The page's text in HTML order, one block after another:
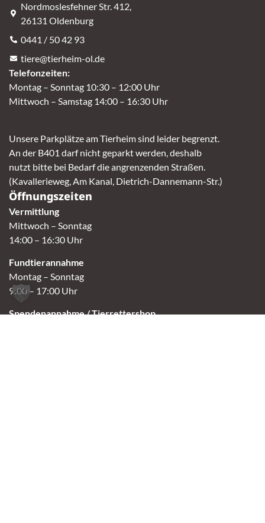
Nordmoslesfehner Str. 412,
26131 Oldenburg
0441 / 50 42 93
tiere@tierheim-ol.de
Telefonzeiten:
Montag – Sonntag 10:30 – 12:00 Uhr
Mittwoch – Samstag 14:00 – 16:30 Uhr
Unsere Parkplätze am Tierheim sind leider begrenzt.
An der B401 darf nicht geparkt werden, deshalb
nutzt bitte bei Bedarf die angrenzenden Straßen.
(Kavallerieweg, Am Kanal, Dietrich-Dannemann-Str.)
Öffnungszeiten
Vermittlung
Mittwoch – Sonntag
14:00 – 16:30 Uhr
Fundtierannahme
Montag – Sonntag
9:00 – 17:00 Uhr
Spendenannahme / Tierrettershop